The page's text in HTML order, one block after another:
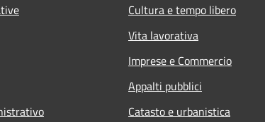
Cultura e tempo libero
Vita lavorativa
Imprese e Commercio
Appalti pubblici
Catasto e urbanistica